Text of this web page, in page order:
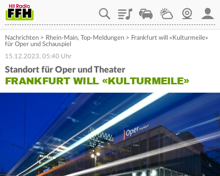
PlaylistStaupilotWetterWebcam
Nachrichten > Rhein-Main, Top-Meldungen > Frankfurt will «Kulturmeile»
für Oper und Schauspiel
15.12.2023, 05:40 Uhr
Standort für Oper und Theater
FRANKFURT WILL «KULTURMEILE»